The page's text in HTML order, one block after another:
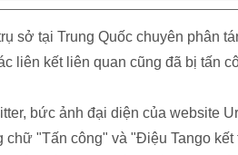
sở tại Trung Quốc chuyên phân
liên kết liên quan cũng đã bị tấn
bức ảnh đại diện của website
chữ "Tấn công" và "Điệu Tango